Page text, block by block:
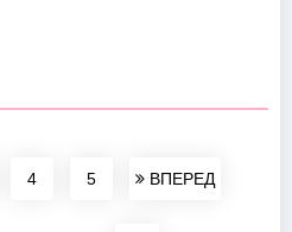
4 5 ВПЕРЕД